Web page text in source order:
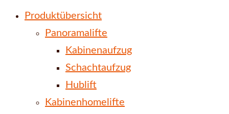
Produktübersicht
Panoramalifte
Kabinenaufzug
Schachtaufzug
Hublift
Kabinenhomelifte